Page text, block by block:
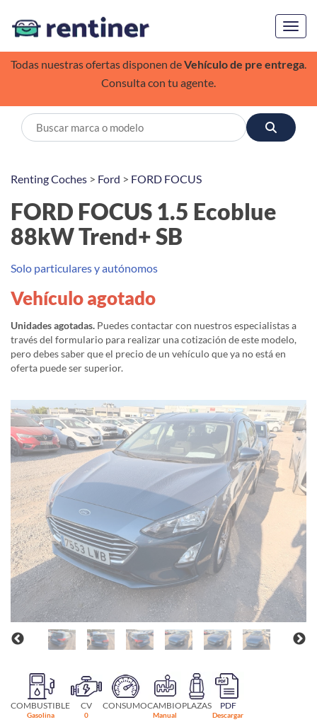
Todas nuestras ofertas disponen deVehículo de pre entrega.
Consulta con tu agente.
Renting Coches > Ford > FORD FOCUS
FORD FOCUS 1.5 Ecoblue
88kW Trend+ SB
Solo particulares y autónomos
Vehículo agotado
Unidades agotadas. Puedes contactar con nuestros especialistas a
través del formulario para realizar una cotización de este modelo,
pero debes saber que el precio de un vehículo que ya no está en
oferta puede ser superior.
COMBUSTIBLE
Gasolina
CV
0
CONSUMOCAMBIO
Manual
PLAZAS PDF
Descargar